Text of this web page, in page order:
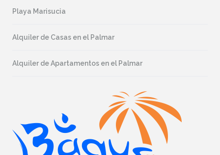
Playa Marisucia
Alquiler de Casas en el Palmar
Alquiler de Apartamentos en el Palmar